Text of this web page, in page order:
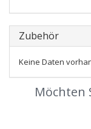
Zubehör
Keine Daten
Möchten